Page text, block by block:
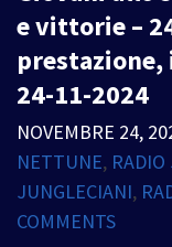
e vittorie –
24-11-2024
NOVEMBRE 24,
NETTUNE,
JUNGLECIANI,
COMMENTS